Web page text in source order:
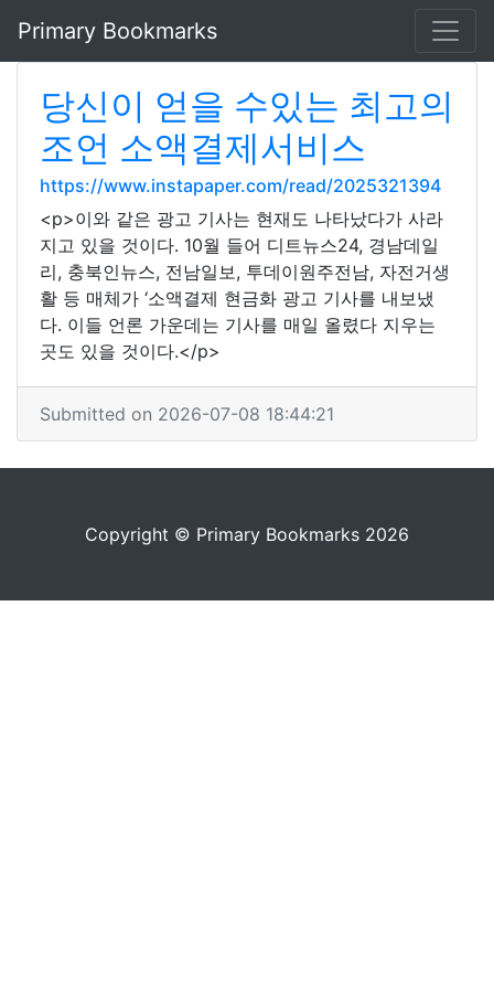
Primary Bookmarks
당신이 얻을 수있는 최고의
조언 소액결제서비스
https://www.instapaper.com/read/2025321394
<p>이와 같은 광고 기사는 현재도 나타났다가 사라
지고 있을 것이다. 10월 들어 디트뉴스24, 경남데일
리, 충북인뉴스, 전남일보, 투데이원주전남, 자전거생
활 등 매체가 ‘소액결제 현금화 광고 기사를 내보냈
다. 이들 언론 가운데는 기사를 매일 올렸다 지우는
곳도 있을 것이다.</p>
Submitted on 2026-07-08 18:44:21
Copyright © Primary Bookmarks 2026